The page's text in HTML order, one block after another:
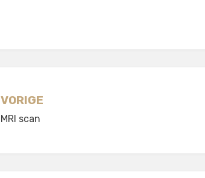
Berichtnavigatie
VORIGE
MRI scan